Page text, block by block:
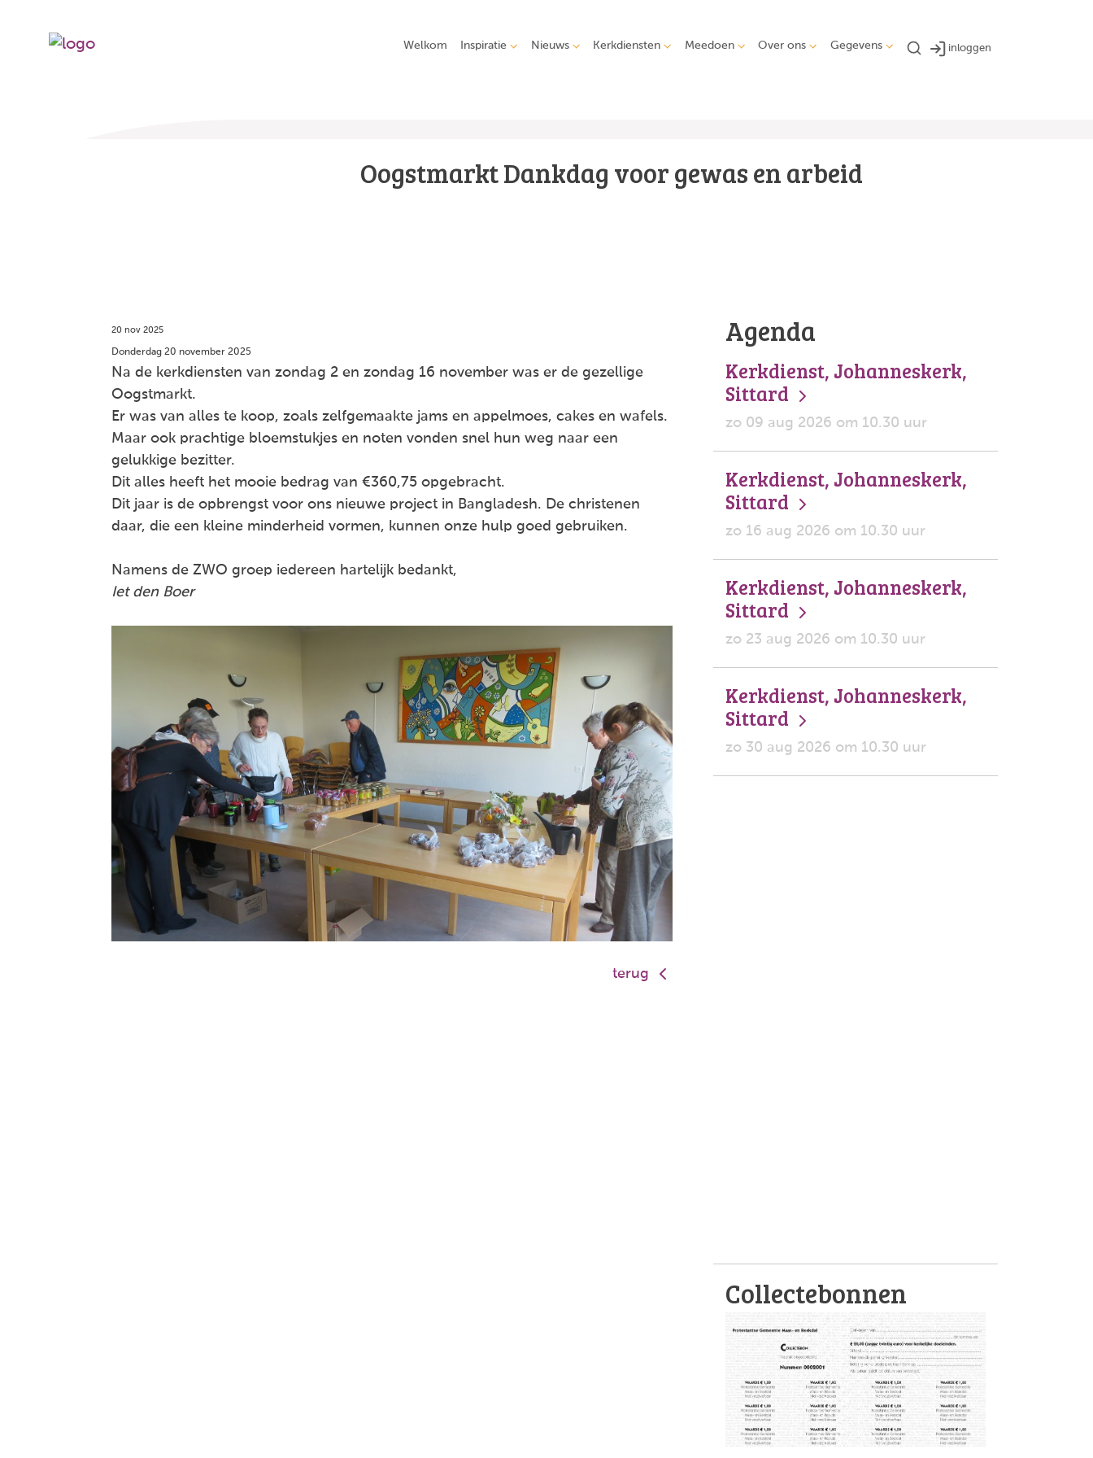
Welkom Inspiratie Nieuws Kerkdiensten Meedoen Over ons Gegevens inloggen
Oogstmarkt Dankdag voor gewas en arbeid
20 nov 2025
Donderdag 20 november 2025
Na de kerkdiensten van zondag 2 en zondag 16 november was er de gezellige
Oogstmarkt.
Er was van alles te koop, zoals zelfgemaakte jams en appelmoes, cakes en wafels.
Maar ook prachtige bloemstukjes en noten vonden snel hun weg naar een
gelukkige bezitter.
Dit alles heeft het mooie bedrag van €360,75 opgebracht.
Dit jaar is de opbrengst voor ons nieuwe project in Bangladesh. De christenen
daar, die een kleine minderheid vormen, kunnen onze hulp goed gebruiken.
Namens de ZWO groep iedereen hartelijk bedankt,
Iet den Boer
terug
Agenda
Kerkdienst, Johanneskerk,
Sittard
zo 09 aug 2026 om 10.30 uur
Kerkdienst, Johanneskerk,
Sittard
zo 16 aug 2026 om 10.30 uur
Kerkdienst, Johanneskerk,
Sittard
zo 23 aug 2026 om 10.30 uur
Kerkdienst, Johanneskerk,
Sittard
zo 30 aug 2026 om 10.30 uur
Collectebonnen